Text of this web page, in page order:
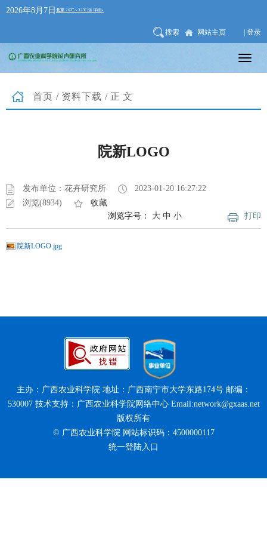
2026年8月7日
搜索 网站主页 | 登录
首页 / 资料下载 /正文
院新LOGO
发布单位：花卉研究所
2023-01-20 16:27:22
浏览(8934)
收藏
打印
浏览字号： 大 中 小
院新LOGO.jpg
主办：广西农业科学院 地址：广西南宁市大学东路174号 邮编：
530007 技术支持：广西农业科学院网络中心 Email:network@gxaas.net
版权所有
© 广西农业科学院 网站标识码：4500000117
统一登陆入口